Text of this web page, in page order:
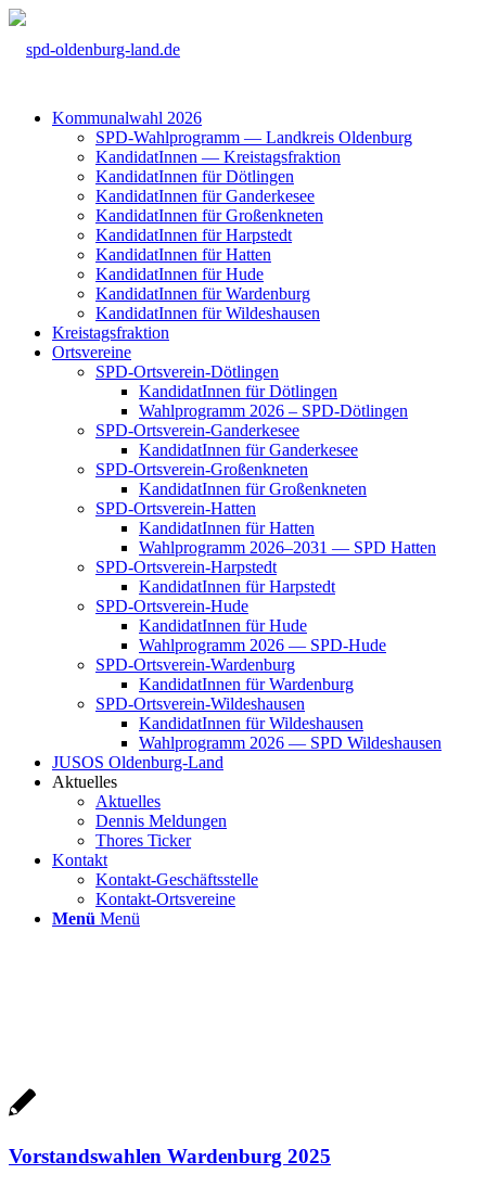
Kom­mu­nal­wahl 2026
SPD-Wahl­pro­gramm — Land­kreis Olden­burg
Kan­di­da­tIn­nen — Kreis­tags­frak­ti­on
Kan­di­da­tIn­nen für Döt­lin­gen
Kan­di­da­tIn­nen für Gan­der­ke­see
Kan­di­da­tIn­nen für Groß­enkne­ten
Kan­di­da­tIn­nen für Harp­s­tedt
Kan­di­da­tIn­nen für Hat­ten
Kan­di­da­tIn­nen für Hude
Kan­di­da­tIn­nen für War­den­burg
Kan­di­da­tIn­nen für Wil­des­hau­sen
Kreis­tags­frak­ti­on
Orts­ver­ei­ne
SPD-Orts­­ver­­ein-Döt­­lin­­gen
Kan­di­da­tIn­nen für Döt­lin­gen
Wahl­pro­gramm 2026 – SPD-Döt­lin­gen
SPD-Orts­­ver­­ein-Gan­­der­ke­­see
Kan­di­da­tIn­nen für Gan­der­ke­see
SPD-Orts­­ver­­ein-Gro­ß­en­k­ne­­ten
Kan­di­da­tIn­nen für Groß­enkne­ten
SPD-Orts­­ver­­ein-Hat­­ten
Kan­di­da­tIn­nen für Hat­ten
Wahl­pro­gramm 2026–2031 — SPD Hat­ten
SPD-Orts­­ver­­ein-Har­p­s­tedt
Kan­di­da­tIn­nen für Harp­s­tedt
SPD-Orts­­ver­­ein-Hude
Kan­di­da­tIn­nen für Hude
Wahl­pro­gramm 2026 — SPD-Hude
SPD-Orts­­ver­­ein-War­­den­­burg
Kan­di­da­tIn­nen für War­den­burg
SPD-Orts­­ver­­ein-Wil­­des­hau­­sen
Kan­di­da­tIn­nen für Wil­des­hau­sen
Wahl­pro­gramm 2026 — SPD Wil­des­hau­sen
JUSOS Olden­­burg-Land
Aktu­el­les
Aktu­el­les
Den­nis Mel­dun­gen
Tho­res Ticker
Kon­takt
Kon­­­takt-Geschäfts­­s­tel­­le
Kon­­­takt-Orts­­ver­­ei­­ne
Menü Menü
Vor­stands­wah­len War­den­burg 2025